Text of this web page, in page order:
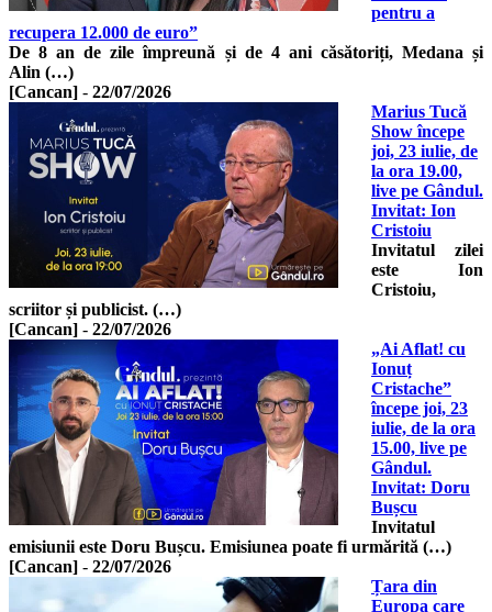
pentru a
recupera 12.000 de euro”
De 8 an de zile împreună și de 4 ani căsătoriți, Medana și
Alin (…)
[Cancan] - 22/07/2026
Marius Tucă
Show începe
joi, 23 iulie, de
la ora 19.00,
live pe Gândul.
Invitat: Ion
Cristoiu
Invitatul zilei
este Ion
Cristoiu,
scriitor și publicist. (…)
[Cancan] - 22/07/2026
„Ai Aflat! cu
Ionuț
Cristache”
începe joi, 23
iulie, de la ora
15.00, live pe
Gândul.
Invitat: Doru
Bușcu
Invitatul
emisiunii este Doru Bușcu. Emisiunea poate fi urmărită (…)
[Cancan] - 22/07/2026
Țara din
Europa care